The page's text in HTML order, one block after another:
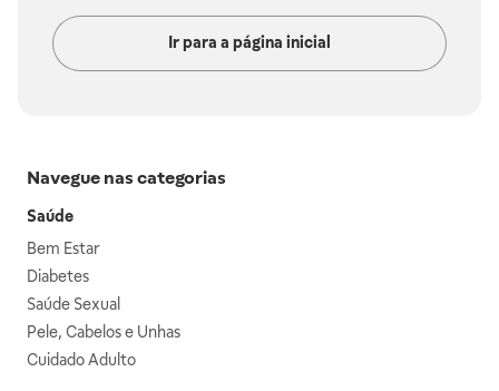
Ir para a página inicial
Navegue nas categorias
Saúde
Bem Estar
Diabetes
Saúde Sexual
Pele, Cabelos e Unhas
Cuidado Adulto